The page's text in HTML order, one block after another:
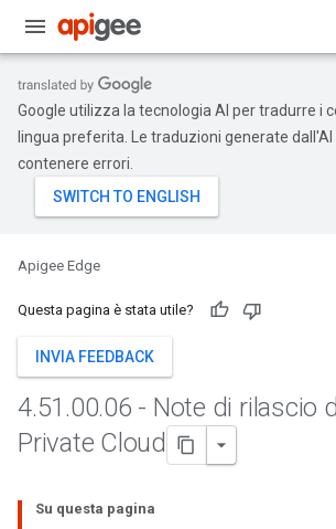
Google utilizza la tecnologia AI per tradurre i
lingua preferita. Le traduzioni generate
contenere errori.
Apigee Edge
Questa pagina è stata utile?
INVIA FEEDBACK
4.51 .00.06 - Note di rilascio
Private Cloud
Su questa pagina